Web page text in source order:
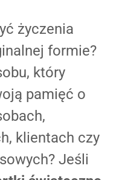
życzenia
formie?
który
pamięć o
klientach czy
Jeśli